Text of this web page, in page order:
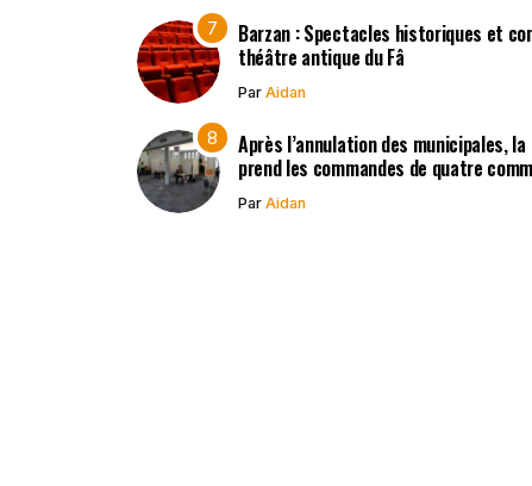
Barzan : Spectacles historiques et
théâtre antique du Fâ
Par Aidan
Après l’annulation des municipales,
prend les commandes de quatre
Par Aidan